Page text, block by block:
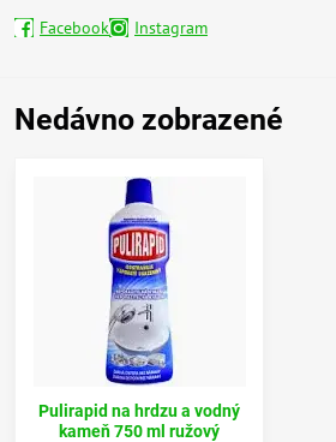
Facebook Instagram
Nedávno zobrazené
Pulirapid na hrdzu a vodný
kameň 750 ml ružový